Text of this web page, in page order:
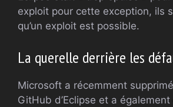
exploit pour cette exception, ils
qu’un exploit est possible.
La querelle derrière les
Microsoft a récemment
GitHub d’Eclipse et a